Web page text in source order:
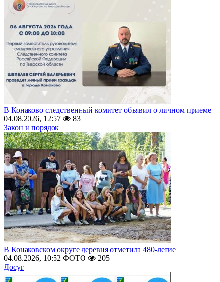
В Конаково следственный комитет объявил о личном приеме
04.08.2026, 12:57
83
Закон и порядок
В Конаковском округе деревня отметила 480-летие
04.08.2026, 10:52 ФОТО
205
Досуг